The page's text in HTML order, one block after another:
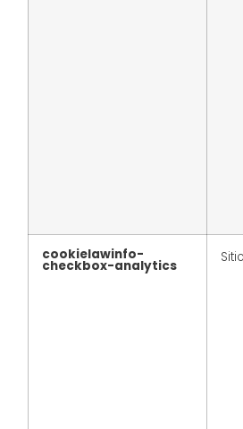
cookielawinfo-
checkbox-analytics